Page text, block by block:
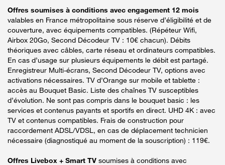
Offres soumises à conditions avec engagement 12 mois
valables en France métropolitaine sous réserve d’éligibilité et de
couverture, avec équipements compatibles. (Répéteur Wifi,
Airbox 20Go, Second Décodeur TV : 10€ chacun). Débits
théoriques avec câbles, carte réseau et ordinateurs compatibles.
En cas d’usage sur plusieurs équipements le débit est partagé.
Enregistreur Multi-écrans, Second Décodeur TV, options avec
activations nécessaires. TV d’Orange sur mobile et tablette :
accès au Bouquet Basic. Liste des chaînes TV susceptibles
d’évolution. Ne sont pas compris dans le bouquet basic : les
services et contenus payants et sportifs en direct. UHD 4K : avec
TV et contenus compatibles. Frais de construction pour
raccordement ADSL/VDSL, en cas de déplacement technicien
nécessaire (diagnostiqué au moment de la souscription) : 119€.
Offres Livebox + Smart TV soumises à conditions avec